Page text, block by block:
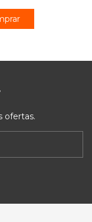
ofertas.